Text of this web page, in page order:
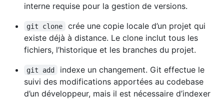
interne requise pour la gestion de versions.
git clone
crée une copie locale d’un projet qui
existe déjà à distance. Le clone inclut tous les
fichiers, l’historique et les branches du projet.
git add
indexe un changement. Git effectue le
suivi des modifications apportées au codebase
d’un développeur, mais il est nécessaire d’indexer